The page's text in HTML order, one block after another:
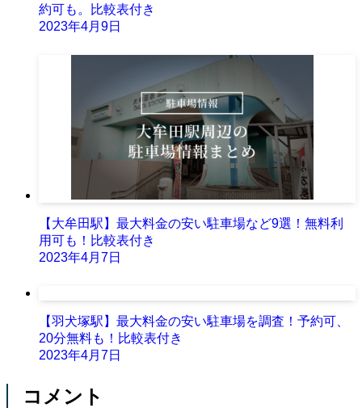
約可も。比較表付き
2023年4月9日
【大牟田駅】最大料金の安い駐車場など9選！無料利
用可も！比較表付き
2023年4月7日
【羽犬塚駅】最大料金の安い駐車場を調査！予約可、
20分無料も！比較表付き
2023年4月7日
コメント